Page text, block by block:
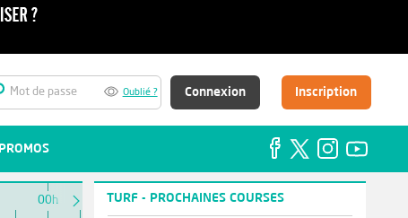
Oublié ? Connexion Inscription
PROMOS
00h TURF - PROCHAINES COURSES